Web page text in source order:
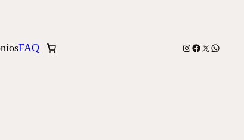
FAQ Instagram
Facebook
X